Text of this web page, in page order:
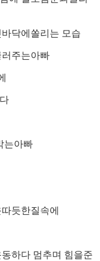
닥에쏠리는 모습
주는아빠
는아빠
듯한질속에
하다 멈추며 힘을준